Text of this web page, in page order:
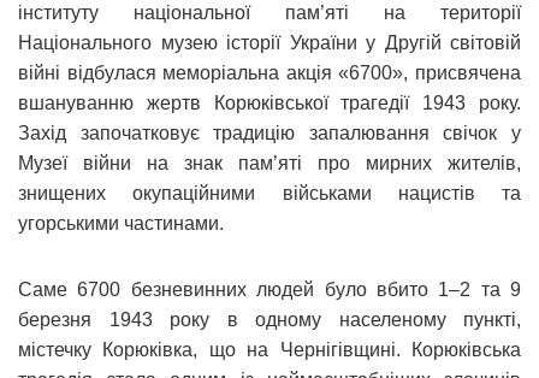
інституту національної пам’яті на території
Національного музею історії України у Другій світовій
війні відбулася меморіальна акція «6700», присвячена
вшануванню жертв Корюківської трагедії 1943 року.
Захід започатковує традицію запалювання свічок у
Музеї війни на знак пам’яті про мирних жителів,
знищених окупаційними військами нацистів та
угорськими частинами.
Саме 6700 безневинних людей було вбито 1–2 та 9
березня 1943 року в одному населеному пункті,
містечку Корюківка, що на Чернігівщині. Корюківська